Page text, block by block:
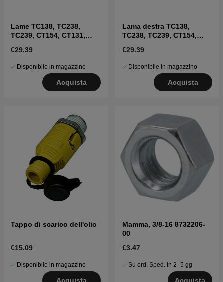
Lame TC138, TC238,
TC239, CT154, CT131,
€29.39
Disponibile in magazzino
Acquista
Lama destra TC138,
TC238, TC239, CT154,
€29.39
Disponibile in magazzino
Acquista
Tappo di scarico dell'olio
€15.09
Disponibile in magazzino
Acquista
Mamma, 3/8-16 8732206-
00
€3.47
Su ord. Sped. in 2–5 gg
Acquista